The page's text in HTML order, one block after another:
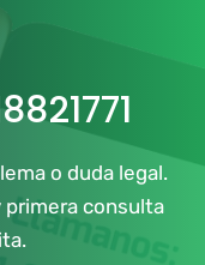
o duda legal.
consulta